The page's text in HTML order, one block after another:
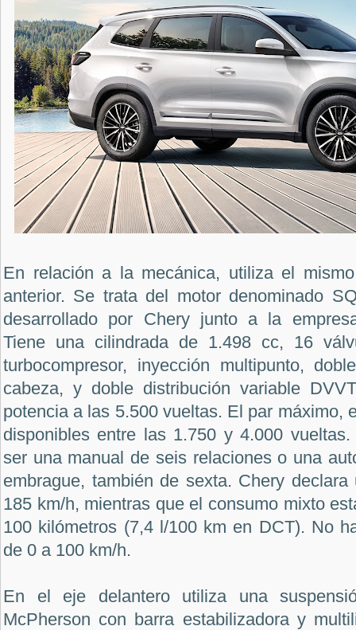
En relación a la mecánica, utiliza el
anterior. Se trata del motor denominado
desarrollado por Chery junto a la
Tiene una cilindrada de 1.498 cc, 16
turbocompresor, inyección multipunto,
cabeza, y doble distribución variable
potencia a las 5.500 vueltas. El par máximo,
disponibles entre las 1.750 y 4.000
ser una manual de seis relaciones o una
embrague, también de sexta. Chery
185 km/h, mientras que el consumo mixto
100 kilómetros (7,4 l/100 km en DCT). No
de 0 a 100 km/h.
En el eje delantero utiliza una
McPherson con barra estabilizadora y